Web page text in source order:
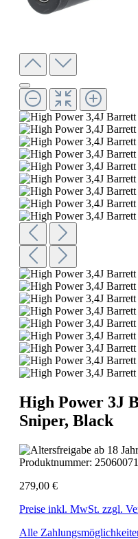
High Power 3J
Sniper, Black
Produktnummer:
279,00 €
Preise inkl. MwSt. zzgl.
Alle